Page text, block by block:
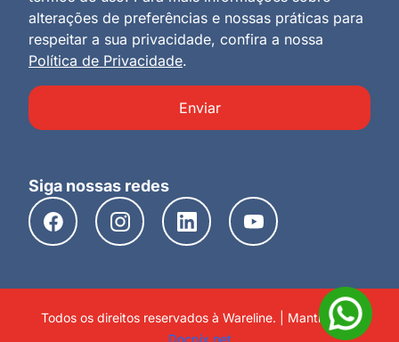
alterações de preferências e nossas práticas para
respeitar a sua privacidade, confira a nossa
Política de Privacidade.
Enviar
Siga nossas redes
Todos os direitos reservados à Wareline. | Mantido por
Docpix.net